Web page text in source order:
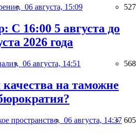
06 августа, 15:09 527
С 16:00 5 августа до
2026 года
06 августа, 14:51 568
на таможне
пространство, 06 августа, 14:37 605